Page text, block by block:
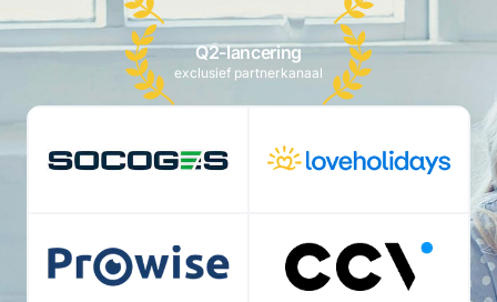
Q2-lancering
exclusief partnerkanaal